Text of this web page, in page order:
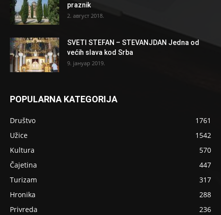
praznik
2. август 2018.
SVETI STEFAN – STEVANJDAN Jedna od
većih slava kod Srba
9. јануар 2019.
POPULARNA KATEGORIJA
Društvo
1761
Užice
1542
Kultura
570
Čajetina
447
Turizam
317
Hronika
288
Privreda
236